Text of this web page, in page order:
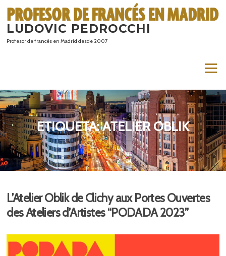
contenido
LUDOVIC PEDROCCHI
Profesor de francés en Madrid desde 2007
Menú
ETIQUETA:ATELIER OBLIK
L’Atelier Oblik de Clichy aux Portes Ouvertes
des Ateliers d’Artistes “PODADA 2023”